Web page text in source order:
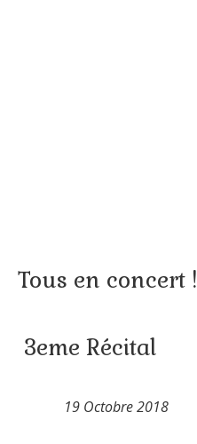
Tous en concert !
3eme Récital
19 Octobre 2018